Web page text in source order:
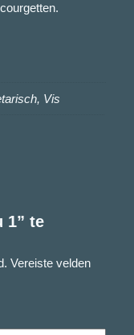
Vis
1” te
Vereiste velden